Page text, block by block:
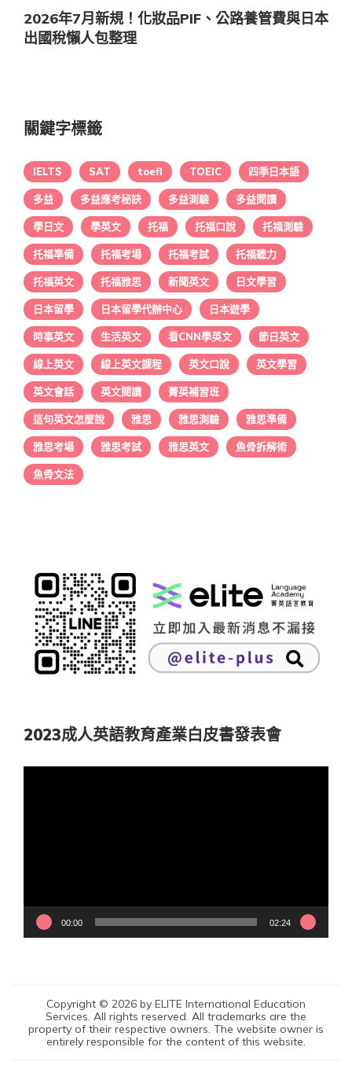
2026年7月新規！化妝品PIF、公路養管費與日本
出國稅懶人包整理
關鍵字標籤
IELTS SAT toefl TOEIC 四季日本語
多益 多益應考秘訣 多益測驗 多益閱讀
學日文 學英文 托福 托福口說 托福測驗
托福準備 托福考場 托福考試 托福聽力
托福英文 托福雅思 新聞英文 日文學習
日本留學 日本留學代辦中心 日本遊學
時事英文 生活英文 看CNN學英文 節日英文
線上英文 線上英文課程 英文口說 英文學習
英文會話 英文閱讀 菁英補習班
這句英文怎麼說 雅思 雅思測驗 雅思準備
雅思考場 雅思考試 雅思英文 魚骨拆解術
魚骨文法
2023成人英語教育產業白皮書發表會
00:00 02:24
Copyright © 2026 by ELITE International Education
Services. All rights reserved. All trademarks are the
property of their respective owners. The website owner is
entirely responsible for the content of this website.